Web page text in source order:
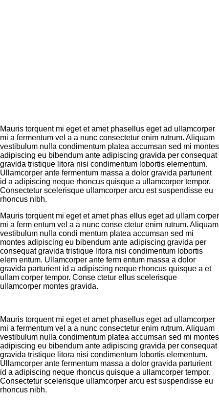
Mauris torquent mi eget et amet phasellus eget ad ullamcorper
mi a fermentum vel a a nunc consectetur enim rutrum. Aliquam
vestibulum nulla condimentum platea accumsan sed mi montes
adipiscing eu bibendum ante adipiscing gravida per consequat
gravida tristique litora nisi condimentum lobortis elementum.
Ullamcorper ante fermentum massa a dolor gravida parturient
id a adipiscing neque rhoncus quisque a ullamcorper tempor.
Consectetur scelerisque ullamcorper arcu est suspendisse eu
rhoncus nibh.
Mauris torquent mi eget et amet phas ellus eget ad ullam corper
mi a ferm entum vel a a nunc conse ctetur enim rutrum. Aliquam
vestibulum nulla condi mentum platea accumsan sed mi
montes adipiscing eu bibendum ante adipiscing gravida per
consequat gravida tristique litora nisi condimentum lobortis
elem entum. Ullamcorper ante ferm entum massa a dolor
gravida parturient id a adipiscing neque rhoncus quisque a et
ullam corper tempor. Conse ctetur ellus scelerisque
ullamcorper montes gravida.
Mauris torquent mi eget et amet phasellus eget ad ullamcorper
mi a fermentum vel a a nunc consectetur enim rutrum. Aliquam
vestibulum nulla condimentum platea accumsan sed mi montes
adipiscing eu bibendum ante adipiscing gravida per consequat
gravida tristique litora nisi condimentum lobortis elementum.
Ullamcorper ante fermentum massa a dolor gravida parturient
id a adipiscing neque rhoncus quisque a ullamcorper tempor.
Consectetur scelerisque ullamcorper arcu est suspendisse eu
rhoncus nibh.